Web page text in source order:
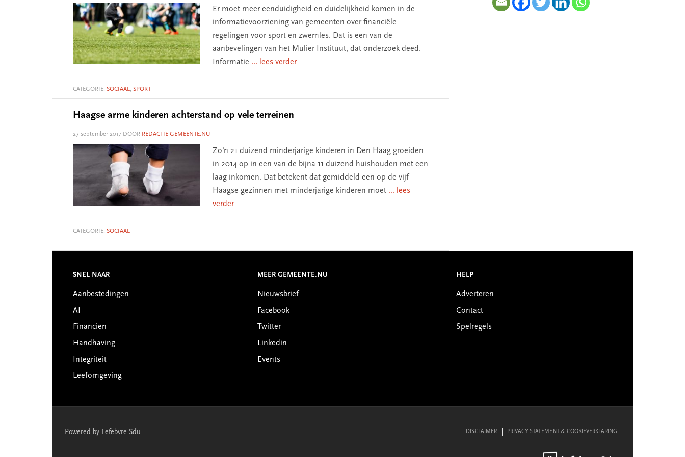
Er moet meer eenduidigheid en duidelijkheid komen in de
informatievoorziening van gemeenten over financiële
regelingen voor sport en zwemles. Dat is een van de
aanbevelingen van het Mulier Instituut, dat onderzoek deed.
Informatie ... lees verder
CATEGORIE: SOCIAAL, SPORT
Haagse arme kinderen achterstand op vele terreinen
27 september 2017 DOOR REDACTIE GEMEENTE.NU
Zo'n 21 duizend minderjarige kinderen in Den Haag groeiden
in 2014 op in een van de bijna 11 duizend huishouden met een
laag inkomen. Dat betekent dat gemiddeld een op de vijf
Haagse gezinnen met minderjarige kinderen moet ... lees
verder
CATEGORIE: SOCIAAL
Footer
SNEL NAAR
Aanbestedingen
AI
Financiën
Handhaving
Integriteit
Leefomgeving
MEER GEMEENTE.NU
Nieuwsbrief
Facebook
Twitter
Linkedin
Events
HELP
Adverteren
Contact
Spelregels
Powered by Lefebvre Sdu DISCLAIMER PRIVACY STATEMENT & COOKIEVERKLARING